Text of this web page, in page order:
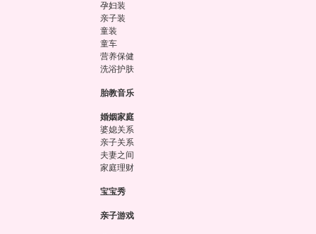
孕妇装
亲子装
童装
童车
营养保健
洗浴护肤
胎教音乐
婚姻家庭
婆媳关系
亲子关系
夫妻之间
家庭理财
宝宝秀
亲子游戏